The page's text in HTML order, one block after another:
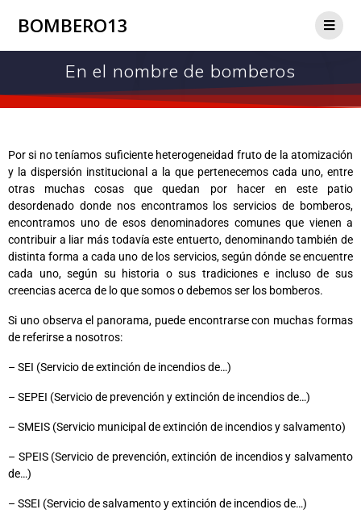
BOMBERO13
En el nombre de bomberos
Por si no teníamos suficiente heterogeneidad fruto de la atomización
y la dispersión institucional a la que pertenecemos cada uno, entre
otras muchas cosas que quedan por hacer en este patio
desordenado donde nos encontramos los servicios de bomberos,
encontramos uno de esos denominadores comunes que vienen a
contribuir a liar más todavía este entuerto, denominando también de
distinta forma a cada uno de los servicios, según dónde se encuentre
cada uno, según su historia o sus tradiciones e incluso de sus
creencias acerca de lo que somos o debemos ser los bomberos.
Si uno observa el panorama, puede encontrarse con muchas formas
de referirse a nosotros:
– SEI (Servicio de extinción de incendios de…)
– SEPEI (Servicio de prevención y extinción de incendios de…)
– SMEIS (Servicio municipal de extinción de incendios y salvamento)
– SPEIS (Servicio de prevención, extinción de incendios y salvamento
de…)
– SSEI (Servicio de salvamento y extinción de incendios de…)